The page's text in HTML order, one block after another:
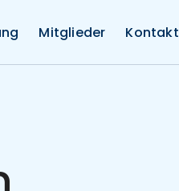
Mitglieder Kontakt